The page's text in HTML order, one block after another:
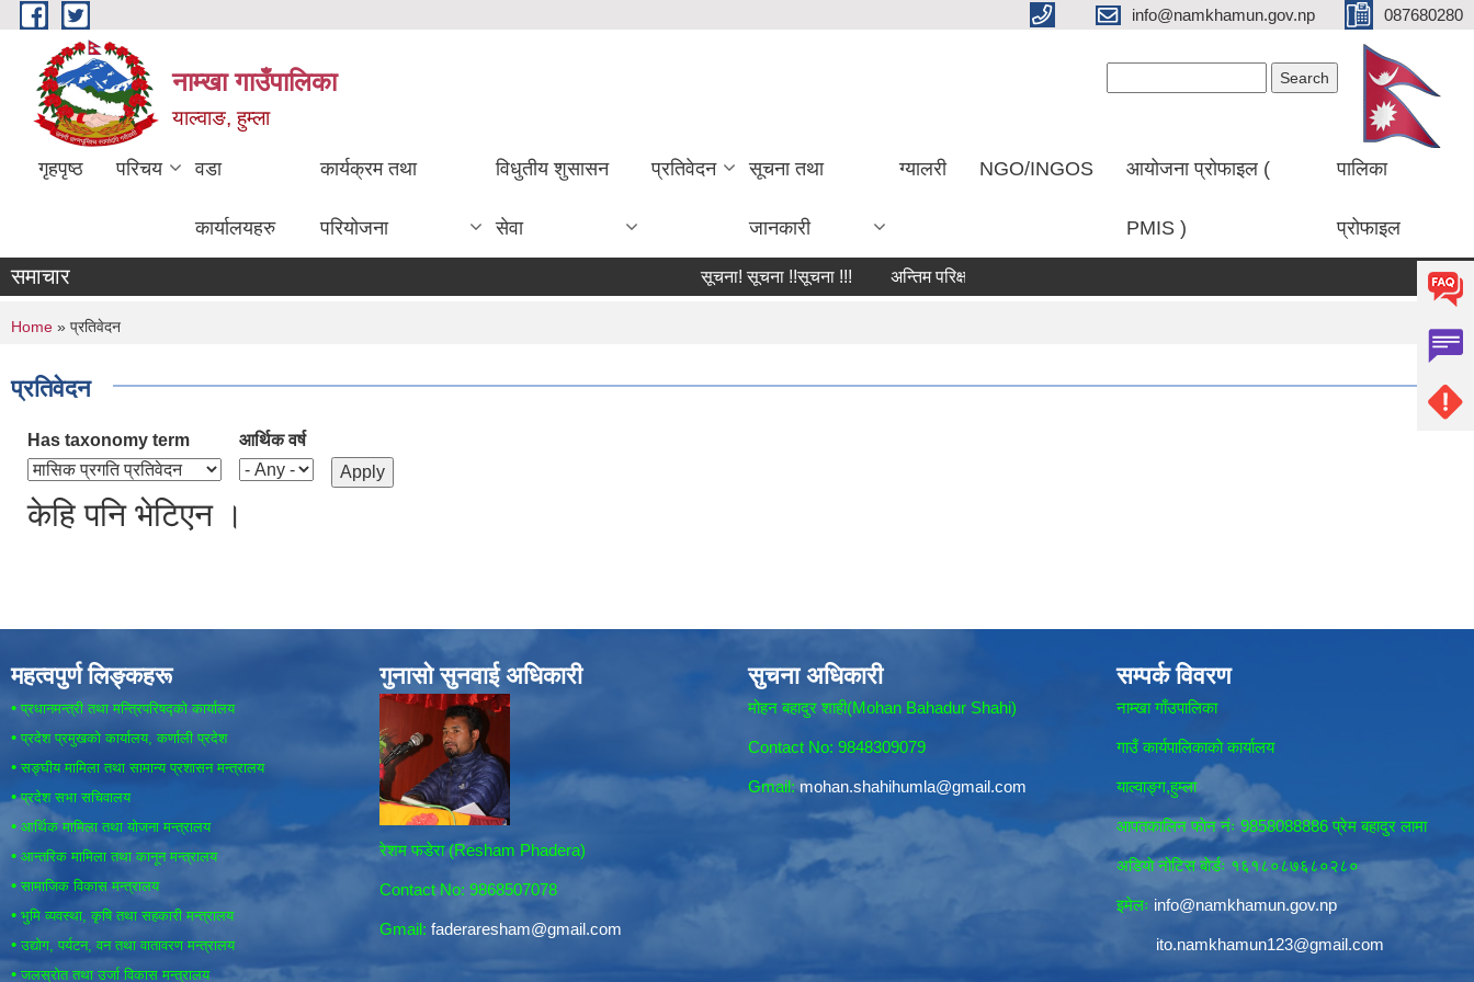
Skip to main content info@namkhamun.gov.np 087680280
नाम्खा गाउँपालिका
याल्वाङ, हुम्ला
गृहपृष्ठ परिचय वडा
कार्यालयहरु
कार्यक्रम तथा
परियोजना
विधुतीय शुसासन
सेवा
प्रतिवेदन सूचना तथा
जानकारी
ग्यालरी NGO/INGOS आयोजना प्रोफाइल (
PMIS )
पालिका
प्रोफाइल
समाचार सूचना! सूचना !!सूचना !!! अन्तिम परिक्षाको परिक्षाफल प्रकाशित गरिएको सम्बन्धमा। प्रथम पटक सूचना प्रकाशित
You are here
Home » प्रतिवेदन
प्रतिवेदन
Has taxonomy term आर्थिक वर्ष
केहि पनि भेटिएन ।
महत्वपुर्ण लिङ्कहरू
•प्रधानमन्त्री तथा मन्त्रिपरिषद्को कार्यालय
• प्रदेश प्रमुखको कार्यालय, कर्णाली प्रदेश
• सङ्घीय मामिला तथा सामान्य प्रशासन मन्त्रालय
•प्रदेश सभा सचिवालय
• आर्थिक मामिला तथा योजना मन्त्रालय
• आन्तरिक मामिला तथा कानून मन्त्रालय
• सामाजिक विकास मन्त्रालय
• भुमि व्यवस्था, कृषि तथा सहकारी मन्त्रालय
• उद्योग, पर्यटन, वन तथा वातावरण मन्त्रालय
• जलस्रोत तथा उर्जा विकास मन्त्रालय
गुनासो सुनवाई अधिकारी
रेशम फडेरा (Resham Phadera)
Contact No: 9868507078
Gmail: faderaresham@gmail.com
सुचना अधिकारी
मोहन बहादुर शाही(Mohan Bahadur Shahi)
Contact No: 9848309079
Gmail: mohan.shahihumla@gmail.com
सम्पर्क विवरण
नाम्खा गाँउपालिका
गाउँ कार्यपालिकाकाे कार्यालय
याल्वाङ्ग,हुम्ला
आपतकालिन फाेन नंः 9858088886 प्रेम बहादुर लामा
अडियाे नोटिस बाेर्डः १६१८०८७६८०२८०
इमेलः info@namkhamun.gov.np
ito.namkhamun123@gmail.com